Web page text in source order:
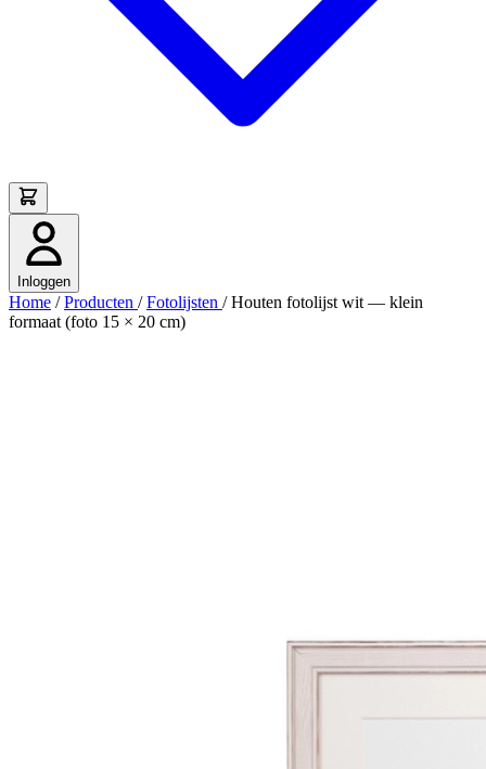
Inloggen
Home / Producten / Fotolijsten / Houten fotolijst wit — klein
formaat (foto 15 × 20 cm)